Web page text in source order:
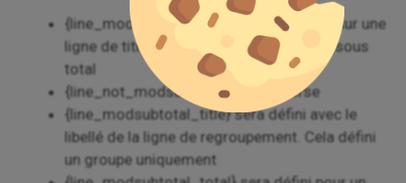
{line_modsubtotal} sera défini si on est sur une
ligne de titre de groupe OU une ligne de sous
total
{line_not_modsubtotal} sera l’inverse
{line_modsubtotal_title} sera défini avec le
libellé de la ligne de regroupement. Cela défini
un groupe uniquement